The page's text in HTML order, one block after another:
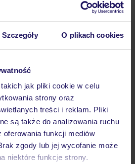
Szczegóły O plikach cookies
jak pliki cookie w celu
strony oraz
treści i reklam. Pliki
są także do analizowania ruchu
oferowania funkcji mediów
zgody lub jej wycofanie może
niektóre funkcje strony.